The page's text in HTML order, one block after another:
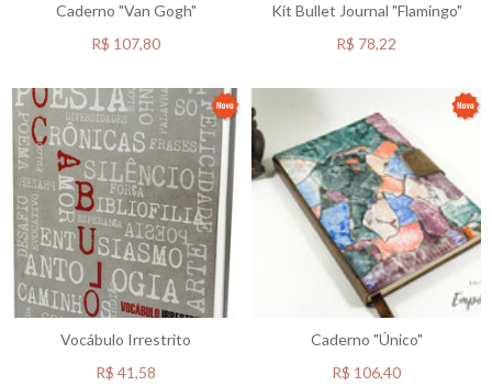
Caderno "Van Gogh"
R$ 107,80
Kit Bullet Journal "Flamingo"
R$ 78,22
Vocábulo Irrestrito
R$ 41,58
Caderno "Único"
R$ 106,40